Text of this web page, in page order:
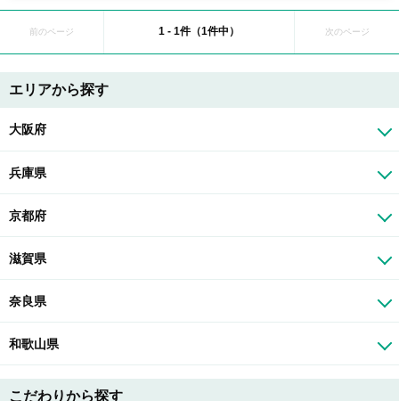
前のページ 1 - 1件（1件中） 次のページ
エリアから探す
大阪府
兵庫県
京都府
滋賀県
奈良県
和歌山県
こだわりから探す